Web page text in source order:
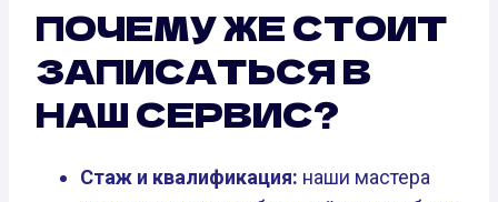
ПОЧЕМУ ЖЕ СТОИТ
ЗАПИСАТЬСЯ В
НАШ СЕРВИС?
Стаж и квалификация: наши мастера